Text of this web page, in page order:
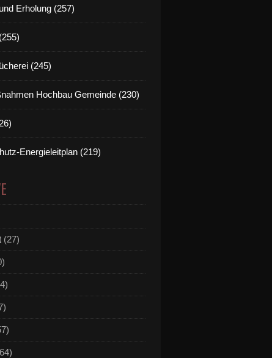
Erholung (257)
(245)
Hochbau Gemeinde (230)
Energieleitplan (219)
(27)